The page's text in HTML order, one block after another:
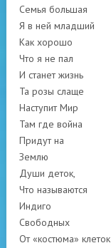
Семья большая
Я в ней младший
Как хорошо
Что я не пал
И станет жизнь
Та розы слаще
Наступит Мир
Там где война
Придут на
Землю
Души деток,
Что называются
Индиго
Свободных
От «костюма» клеток